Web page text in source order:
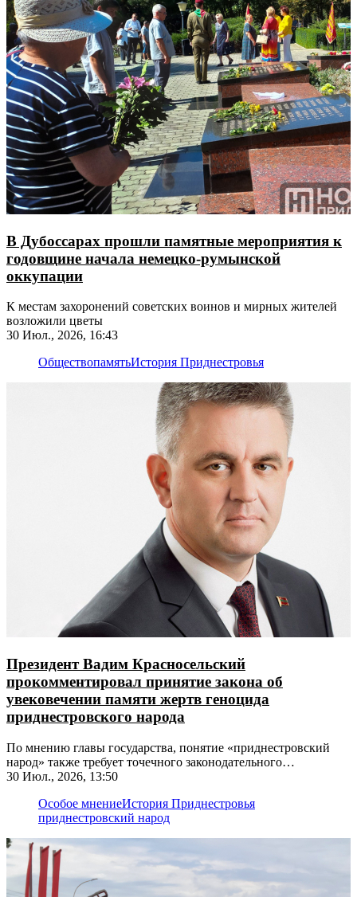
В Дубоссарах прошли памятные мероприятия к
годовщине начала немецко-румынской
оккупации
К местам захоронений советских воинов и мирных жителей
возложили цветы
30 Июл., 2026, 16:43
ОбществопамятьИстория Приднестровья
Президент Вадим Красносельский
прокомментировал принятие закона об
увековечении памяти жертв геноцида
приднестровского народа
По мнению главы государства, понятие «приднестровский
народ» также требует точечного законодательного
закрепления
30 Июл., 2026, 13:50
Особое мнениеИстория Приднестровья
приднестровский народ